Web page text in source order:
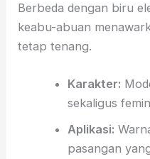
Berbeda dengan biru
keabu-abuan
tetap tenang.
Karakter:
sekaligus
Aplikasi:
pasangan